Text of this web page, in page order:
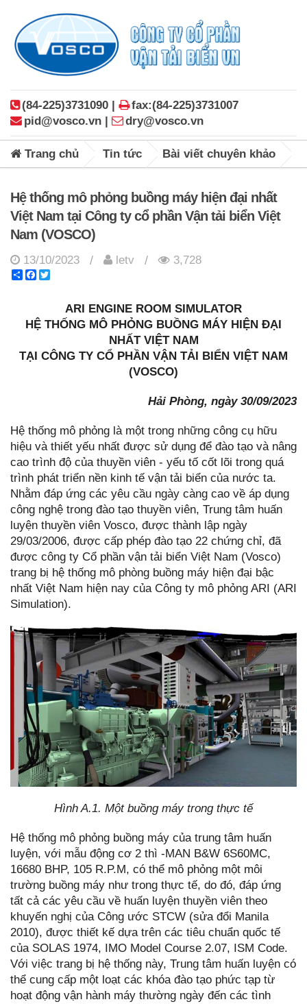
(84-225)3731090 |
fax:(84-225)3731007
pid@vosco.vn |
dry@vosco.vn
Trang chủ Tin tức Bài viết chuyên khảo
Hệ thống mô phỏng buồng máy hiện đại nhất
Việt Nam tại Công ty cổ phần Vận tải biển Việt
Nam (VOSCO)
13/10/2023 / letv /
3,728
ShareFacebook
ARI ENGINE ROOM SIMULATOR
HỆ THỐNG MÔ PHỎNG BUỒNG MÁY HIỆN ĐẠI
NHẤT VIỆT NAM
TẠI CÔNG TY CỔ PHẦN VẬN TẢI BIỂN VIỆT NAM
(VOSCO)
Hải Phòng, ngày 30/09/2023
Hệ thống mô phỏng là một trong những công cụ hữu
hiệu và thiết yếu nhất được sử dụng để đào tạo và nâng
cao trình độ của thuyền viên - yếu tố cốt lõi trong quá
trình phát triển nền kinh tế vận tải biển của nước ta.
Nhằm đáp ứng các yêu cầu ngày càng cao về áp dụng
công nghệ trong đào tạo thuyền viên, Trung tâm huấn
luyện thuyền viên Vosco, được thành lập ngày
29/03/2006, được cấp phép đào tạo 22 chứng chỉ, đã
được công ty Cổ phần vận tải biển Việt Nam (Vosco)
trang bị hệ thống mô phòng buồng máy hiện đại bậc
nhất Việt Nam hiện nay của Công ty mô phỏng ARI (ARI
Simulation).
Hình A.1. Một buồng máy trong thực tế
Hệ thống mô phỏng buồng máy của trung tâm huấn
luyện, với mẫu động cơ 2 thì -MAN B&W 6S60MC,
16680 BHP, 105 R.P.M, có thể mô phỏng một môi
trường buồng máy như trong thực tế, do đó, đáp ứng
tất cả các yêu cầu về huấn luyện thuyền viên theo
khuyến nghị của Công ước STCW (sửa đổi Manila
2010), được thiết kế dựa trên các tiêu chuẩn quốc tế
của SOLAS 1974, IMO Model Course 2.07, ISM Code.
Với việc trang bị hệ thống này, Trung tâm huấn luyện có
thể cung cấp một loạt các khóa đào tạo phức tạp từ
hoạt động vận hành máy thường ngày đến các tình